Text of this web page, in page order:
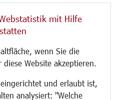
mit Hilfe
wenn Sie die
Website akzeptieren.
und erlaubt ist,
analysiert: "Welche